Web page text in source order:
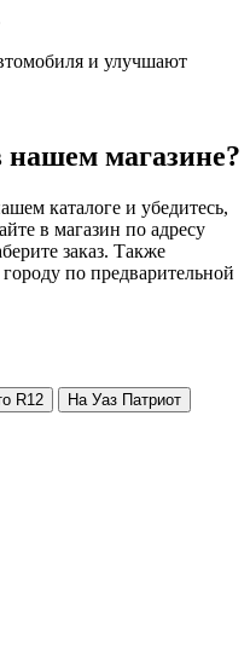
и улучшают
магазине?
каталоге и убедитесь,
в магазин по адресу
заказ. Также
по предварительной
R12 На Уаз Патриот